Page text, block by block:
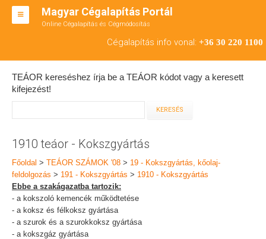
Magyar Cégalapítás Portál
Online Cégalapítás és Cégmódosítás
Cégalapítás info vonal: +36 30 220 1100
BT ALAPÍTÁS
RT ALAPÍTÁS
TEÁOR SZÁMOK '08
ENGEDÉLYKÖTELES
KAPCSOLAT
IRODÁK
TEÁOR kereséshez írja be a TEÁOR kódot vagy a keresett
kifejezést!
1910 teáor - Kokszgyártás
Főoldal > TEÁOR SZÁMOK '08 > 19 - Kokszgyártás, kőolaj-
feldolgozás > 191 - Kokszgyártás > 1910 - Kokszgyártás
Ebbe a szakágazatba tartozik:
- a kokszoló kemencék működtetése
- a koksz és félkoksz gyártása
- a szurok és a szurokkoksz gyártása
- a kokszgáz gyártása